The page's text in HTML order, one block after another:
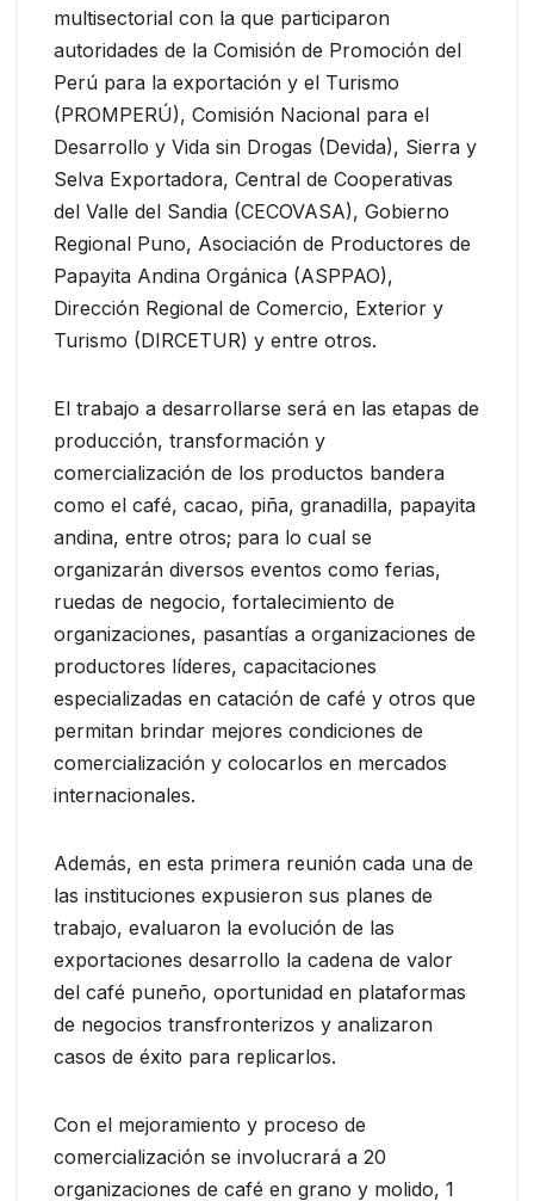
multisectorial con la que participaron
autoridades de la Comisión de Promoción del
Perú para la exportación y el Turismo
(PROMPERÚ), Comisión Nacional para el
Desarrollo y Vida sin Drogas (Devida), Sierra y
Selva Exportadora, Central de Cooperativas
del Valle del Sandia (CECOVASA), Gobierno
Regional Puno, Asociación de Productores de
Papayita Andina Orgánica (ASPPAO),
Dirección Regional de Comercio, Exterior y
Turismo (DIRCETUR) y entre otros.
El trabajo a desarrollarse será en las etapas de
producción, transformación y
comercialización de los productos bandera
como el café, cacao, piña, granadilla, papayita
andina, entre otros; para lo cual se
organizarán diversos eventos como ferias,
ruedas de negocio, fortalecimiento de
organizaciones, pasantías a organizaciones de
productores líderes, capacitaciones
especializadas en catación de café y otros que
permitan brindar mejores condiciones de
comercialización y colocarlos en mercados
internacionales.
Además, en esta primera reunión cada una de
las instituciones expusieron sus planes de
trabajo, evaluaron la evolución de las
exportaciones desarrollo la cadena de valor
del café puneño, oportunidad en plataformas
de negocios transfronterizos y analizaron
casos de éxito para replicarlos.
Con el mejoramiento y proceso de
comercialización se involucrará a 20
organizaciones de café en grano y molido, 1